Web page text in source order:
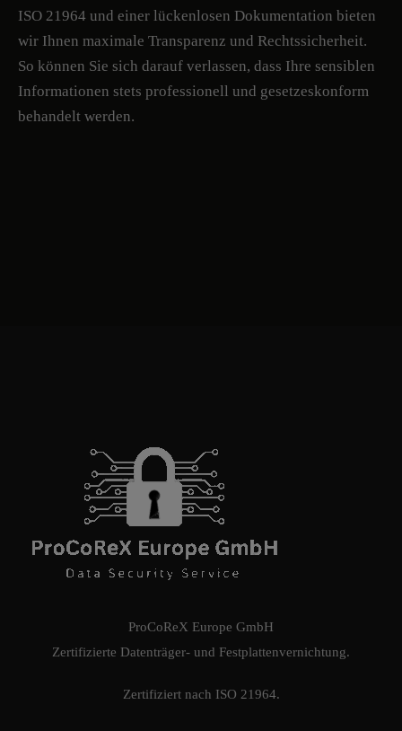
ISO 21964 und einer lückenlosen Dokumentation bieten
wir Ihnen maximale Transparenz und Rechtssicherheit.
So können Sie sich darauf verlassen, dass Ihre sensiblen
Informationen stets professionell und gesetzeskonform
behandelt werden.
ProCoReX Europe GmbH
Zertifizierte Datenträger- und Festplattenvernichtung.
Zertifiziert nach ISO 21964.